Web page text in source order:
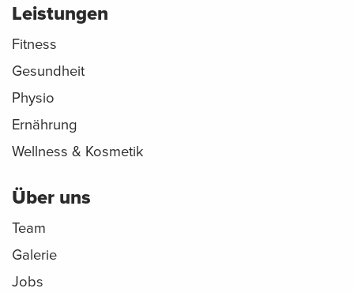
Leistungen
Fitness
Gesundheit
Physio
Ernährung
Wellness & Kosmetik
Über uns
Team
Galerie
Jobs